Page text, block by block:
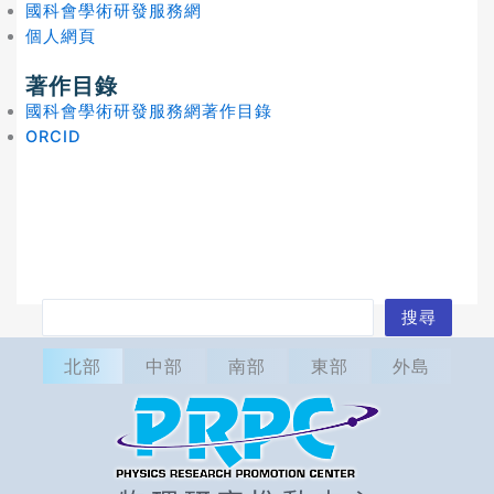
國科會學術研發服務網
個人網頁
著作目錄
國科會學術研發服務網著作目錄
ORCID
尋
搜尋
北部 中部 南部 東部 外島